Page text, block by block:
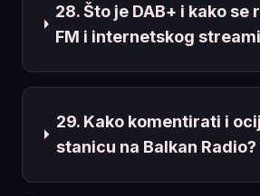
28. Što je DAB+ i kako se
FM i internetskog
29. Kako komentirati i
stanicu na Balkan Radio?